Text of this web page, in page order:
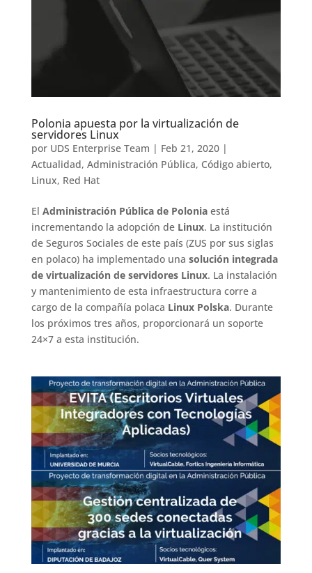
Polonia apuesta por la virtualización de
servidores Linux
por UDS Enterprise Team | Feb 21, 2020|
Actualidad, Administración Pública, Código abierto,
Linux, Red Hat
El Administración Pública de Poloniaestá
incrementando la adopción de Linux. La institución
de Seguros Sociales de este país (ZUS por sus siglas
en polaco) ha implementado una solución integrada
de virtualización de servidores Linux. La instalación
y mantenimiento de esta infraestructura corre a
cargo de la compañía polaca Linux Polska. Durante
los próximos tres años, proporcionará un soporte
24×7 a esta institución.